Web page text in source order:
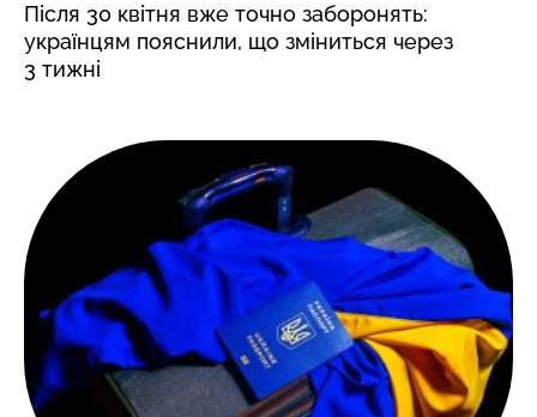
Після 30 квітня вже точно заборонять:
українцям пояснили, що зміниться через
3 тижні